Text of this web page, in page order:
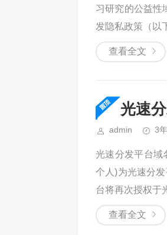
习研究的公益性
发隐私政策（以
查看全文
光速
admin 3
光速分发平台
个人)为光速分
台将再次授权于
查看全文